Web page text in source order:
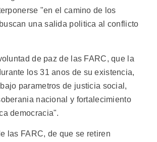
"en el camino de los
una salida politica al conflicto
de paz de las FARC, que la
los 31 anos de su existencia,
parametros de justicia social,
nacional y fortalecimiento
democracia".
las FARC, de que se retiren